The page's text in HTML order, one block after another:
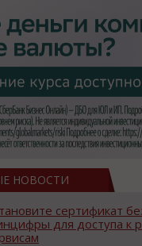
НОВОСТИ
сертификат
для доступа к